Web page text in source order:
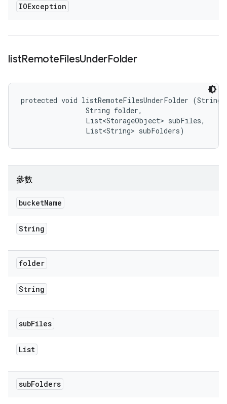
IOException
listRemoteFilesUnderFolder
protected void listRemoteFilesUnderFolder (String
                String folder,
                List<StorageObject> subFiles,
                List<String> subFolders)
參數
bucketName
String
folder
String
subFiles
List
subFolders